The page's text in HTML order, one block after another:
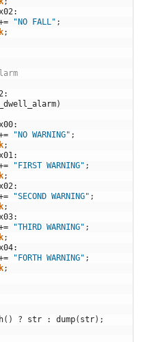
:
"NO FALL" ;
;
:
_dwell_alarm)
:
"NO WARNING" ;
;
:
"FIRST WARNING" ;
;
:
"SECOND WARNING" ;
;
:
"THIRD WARNING" ;
;
:
"FORTH WARNING" ;
;
( ) ? str : dump( str) ;